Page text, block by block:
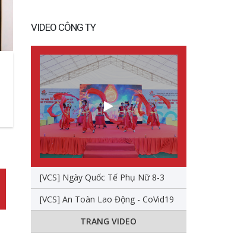
VIDEO CÔNG TY
[VCS] Ngày Quốc Tế Phụ Nữ 8-3
[VCS] An Toàn Lao Động - CoVid19
TRANG VIDEO